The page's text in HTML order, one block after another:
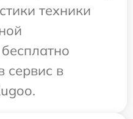
техники
сервис в